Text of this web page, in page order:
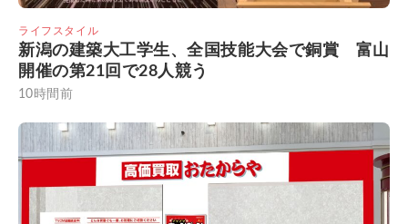
ライフスタイル
新潟の建築大工学生、全国技能大会で銅賞 富山
開催の第21回で28人競う
10時間前